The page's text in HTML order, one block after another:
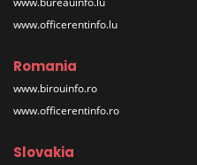
www.officerentinfo.lu
Romania
www.birouinfo.ro
www.officerentinfo.ro
Slovakia